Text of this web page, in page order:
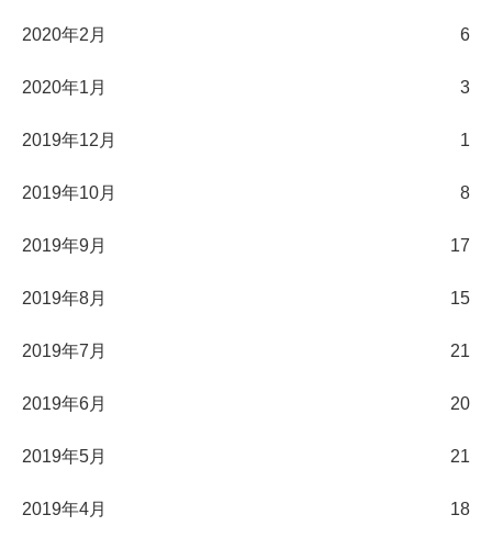
2020年2月 6
2020年1月 3
2019年12月 1
2019年10月 8
2019年9月 17
2019年8月 15
2019年7月 21
2019年6月 20
2019年5月 21
2019年4月 18